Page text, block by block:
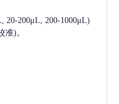
20-200μL, 200-1000μL)
)。